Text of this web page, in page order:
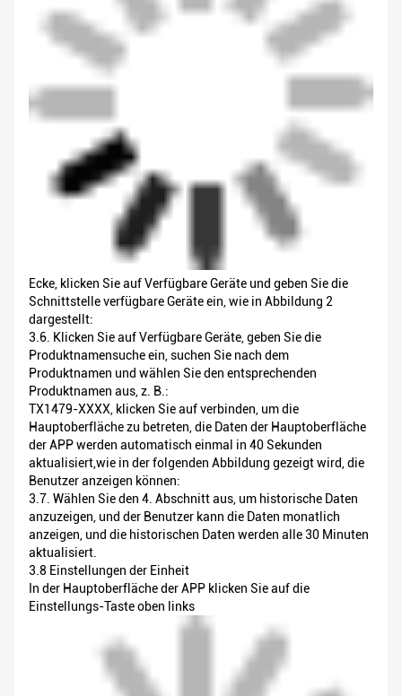
Ecke, klicken Sie auf Verfügbare Geräte und geben Sie die
Schnittstelle verfügbare Geräte ein, wie in Abbildung 2
dargestellt:
3.6. Klicken Sie auf Verfügbare Geräte, geben Sie die
Produktnamensuche ein, suchen Sie nach dem
Produktnamen und wählen Sie den entsprechenden
Produktnamen aus, z. B.:
TX1479-XXXX, klicken Sie auf verbinden, um die
Hauptoberfläche zu betreten, die Daten der Hauptoberfläche
der APP werden automatisch einmal in 40 Sekunden
aktualisiert,wie in der folgenden Abbildung gezeigt wird, die
Benutzer anzeigen können:
3.7. Wählen Sie den 4. Abschnitt aus, um historische Daten
anzuzeigen, und der Benutzer kann die Daten monatlich
anzeigen, und die historischen Daten werden alle 30 Minuten
aktualisiert.
3.8 Einstellungen der Einheit
In der Hauptoberfläche der APP klicken Sie auf die
Einstellungs-Taste oben links